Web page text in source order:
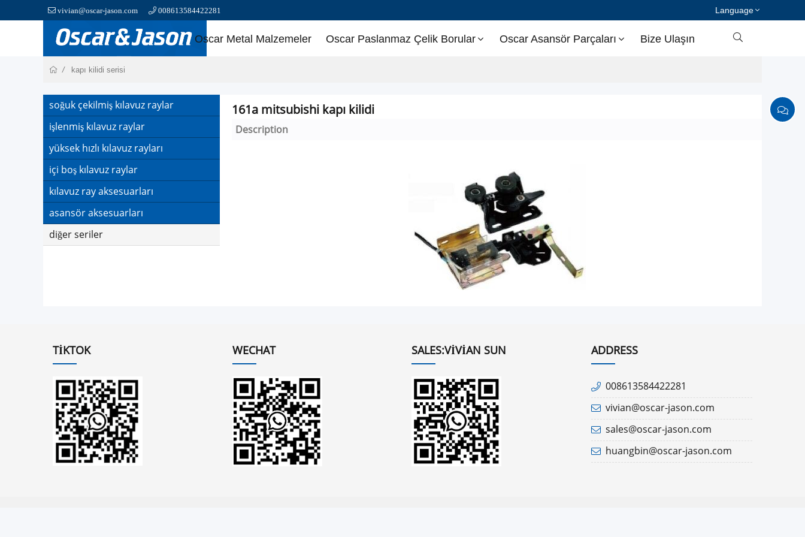
vivian@oscar-jason.com 008613584422281 Language
Oscar Metal Malzemeler Oscar Paslanmaz Çelik Borular Oscar Asansör Parçaları Bize Ulaşın 
kapı kilidi serisi
soğuk çekilmiş kılavuz raylar
işlenmiş kılavuz raylar
yüksek hızlı kılavuz rayları
içi boş kılavuz raylar
kılavuz ray aksesuarları
asansör aksesuarları
diğer seriler
161a mitsubishi kapı kilidi
Description
TIKTOK WECHAT SALES:VIVIAN SUN ADDRESS
008613584422281
vivian@oscar-jason.com
sales@oscar-jason.com
huangbin@oscar-jason.com